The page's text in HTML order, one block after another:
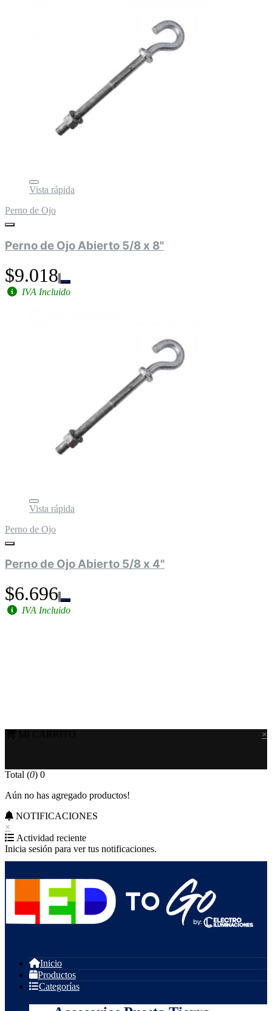
Vista rápida
Perno de Ojo
Perno de Ojo Abierto 5/8 x 8"
$9.018
IVA Incluido
Vista rápida
Perno de Ojo
Perno de Ojo Abierto 5/8 x 4"
$6.696
IVA Incluido
×
Total (0) 0
Aún no has agregado productos!
NOTIFICACIONES
×
Actividad reciente
Inicia sesión para ver tus notificaciones.
Inicio
Productos
Categorías